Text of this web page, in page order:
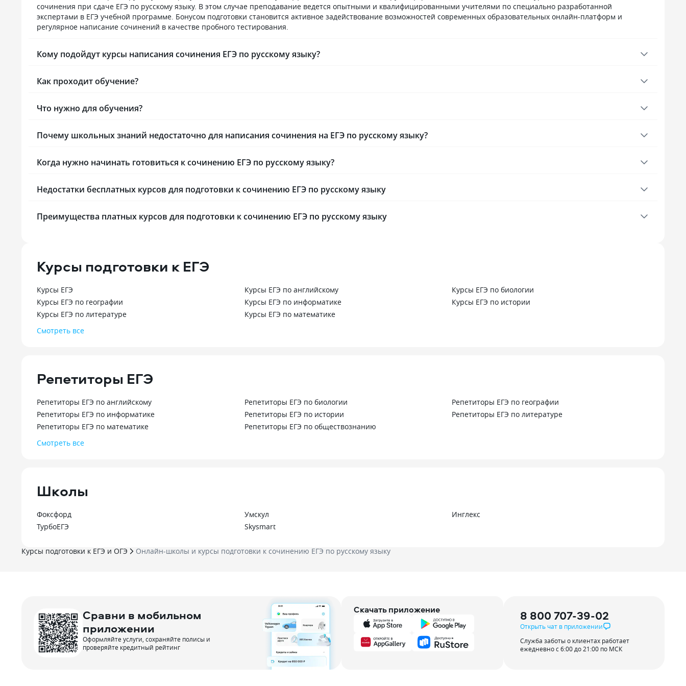
Единственный минус — ну очень
навязчивый отдел продаж, только
заходишь в тг канал полистать курсы,
с предложениями, НЕ НАДО!
Вы получаете обратный эффект,
сразу галочка: этот товар не покупать
никогда😅 Пожалуйста, руководство,
обучающихся взрослые люди
при необходимости. В остальном
меня все устраивает, буду ещё
из советских учебников, а объясняли,
как работает память ребенка, почему
зубрежка бесполезна перед
мотивацию, опираясь на природу
занятий подстраивается
Техническая база. Платформа
университета стабильна, доступ
зарубежные базы по психологии
курсовых работ. Из минусов стоит
железной. Также хотелось бы видеть
больше бюджетных мест именно
Если вы ищете место, где дадут
актуальную базу возрастной
психологии, научат работать
превыше всего. Рекомендую этот
университет тем, кто хочет стать
современным наставником,
По окончанию вы получите ДИПЛОМ!
сочинения при сдаче ЕГЭ по русскому языку. В этом случае преподавание ведется опытными и квалифицированными учителями по специально разработанной
экспертами в ЕГЭ учебной программе. Бонусом подготовки становится активное задействование возможностей современных образовательных онлайн-платформ и
регулярное написание сочинений в качестве пробного тестирования.
Кому подойдут курсы написания сочинения ЕГЭ по русскому языку?
Как проходит обучение?
Что нужно для обучения?
Почему школьных знаний недостаточно для написания сочинения на ЕГЭ по русскому языку?
Когда нужно начинать готовиться к сочинению ЕГЭ по русскому языку?
Недостатки бесплатных курсов для подготовки к сочинению ЕГЭ по русскому языку
Преимущества платных курсов для подготовки к сочинению ЕГЭ по русскому языку
Курсы подготовки к ЕГЭ
Курсы ЕГЭ Курсы ЕГЭ по английскому
Курсы ЕГЭ по биологии
Курсы ЕГЭ по географии
Курсы ЕГЭ по информатике
Курсы ЕГЭ по истории
Курсы ЕГЭ по литературе
Курсы ЕГЭ по математике
Смотреть все
Репетиторы ЕГЭ
Репетиторы ЕГЭ по английскому Репетиторы ЕГЭ по биологии
Репетиторы ЕГЭ по географии
Репетиторы ЕГЭ по информатике
Репетиторы ЕГЭ по истории
Репетиторы ЕГЭ по литературе
Репетиторы ЕГЭ по математике
Репетиторы ЕГЭ по обществознанию
Смотреть все
Школы
Фоксфорд Умскул
Инглекс
ТурбоЕГЭ
Skysmart
Курсы подготовки к ЕГЭ и ОГЭ Онлайн-школы и курсы подготовки к сочинению ЕГЭ по русскому языку
Сравни в мобильном
приложении
Оформляйте услуги, сохраняйте полисы и
проверяйте кредитный рейтинг
Скачать приложение 8 800 707-39-02
Открыть чат в приложении
Служба заботы о клиентах работает
ежедневно с 6:00 до 21:00 по МСК